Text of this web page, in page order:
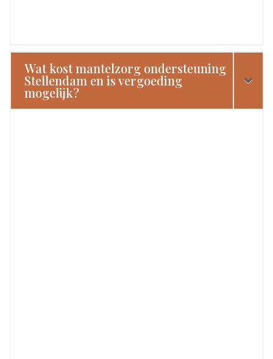
Wat kost mantelzorg ondersteuning
Stellendam en is vergoeding
mogelijk?